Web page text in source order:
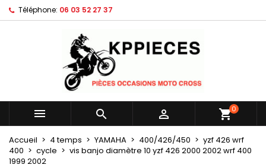
Téléphone: 06 03 52 27 37
   shopping_cart0
Accueil 4 temps YAMAHA 400/426/450
yzf 426 wrf
400
cycle
vis banjo diamètre 10 yzf 426 2000 2002 wrf 400
1999 2002
Mes listes d'envies ×
Créer une nouvelle liste
Créer une liste d'envies ×
Nom de la liste d'envies
Annuler Créer une liste d'envies
Connexion ×
Vous devez être connecté pour ajouter des produits
à votre liste d'envies.
Annuler Connexion